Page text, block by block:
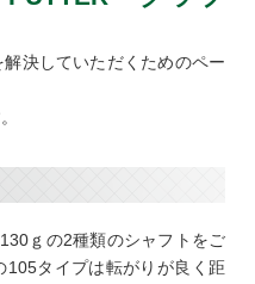
決していただくためのペー
ｇの2種類のシャフトをご
105タイプは転がりが良く距